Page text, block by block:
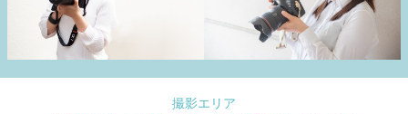
撮影エリア